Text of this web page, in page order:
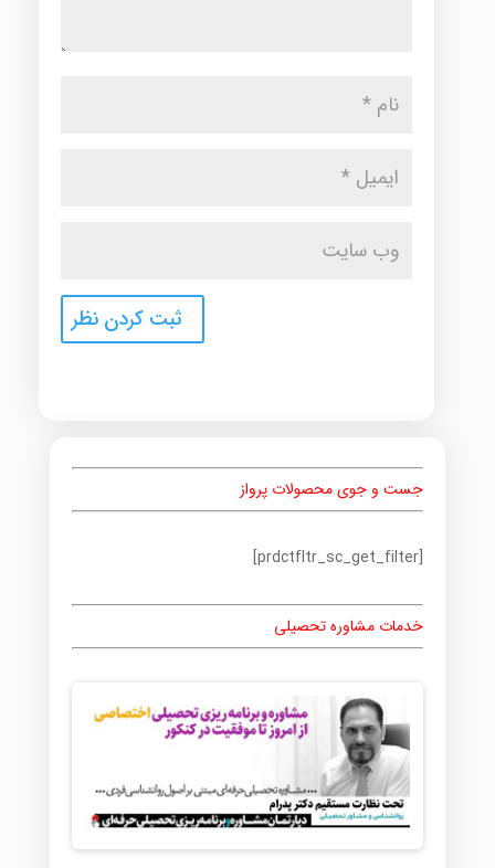
جست و جوی محصولات پرواز
[prdctfltr_sc_get_filter]
خدمات مشاوره تحصیلی